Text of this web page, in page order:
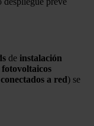
de instalación
a red) se